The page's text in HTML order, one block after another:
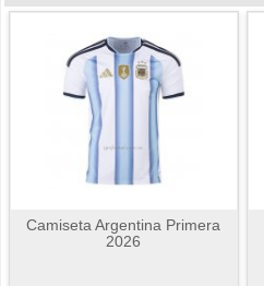
Camiseta Argentina Primera
2026